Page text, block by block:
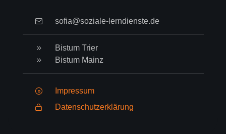
sofia@soziale-lerndienste.de
Bistum Trier
Bistum Mainz
Impressum
Datenschutzerklärung